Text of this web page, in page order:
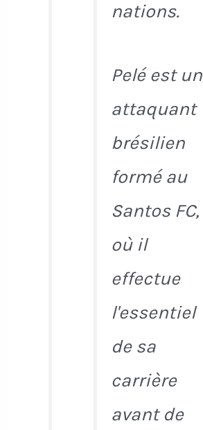
nations.
Pelé est un
attaquant
brésilien
formé au
Santos FC,
où il
effectue
l'essentiel
de sa
carrière
avant de